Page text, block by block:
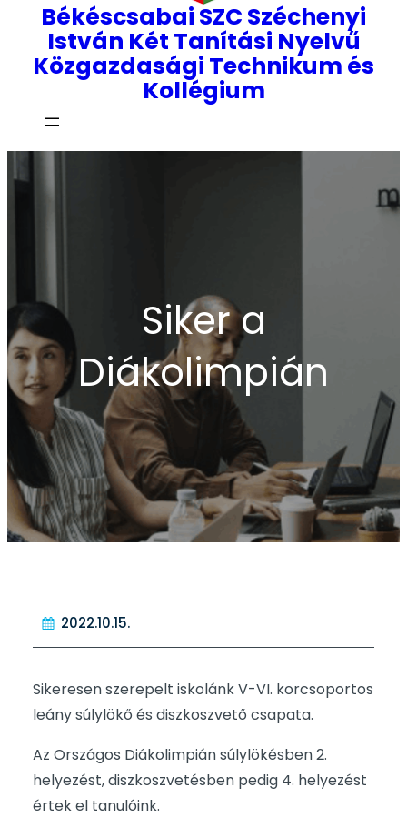
Békéscsabai SZC Széchenyi
István Két Tanítási Nyelvű
Közgazdasági Technikum és
Kollégium
Siker a
Diákolimpián
2022.10.15.
Sikeresen szerepelt iskolánk V-VI. korcsoportos
leány súlylökő és diszkoszvető csapata.
Az Országos Diákolimpián súlylökésben 2.
helyezést, diszkoszvetésben pedig 4. helyezést
értek el tanulóink.